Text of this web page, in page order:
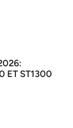
ET ST1300